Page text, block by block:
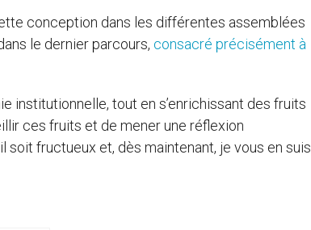
conception dans les différentes assemblées
le dernier parcours, consacré précisément à
institutionnelle, tout en s’enrichissant des fruits
ces fruits et de mener une réflexion
soit fructueux et, dès maintenant, je vous en suis